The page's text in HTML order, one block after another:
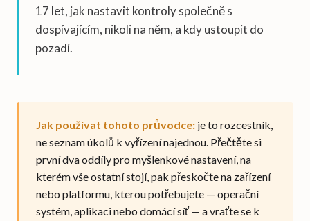
17 let, jak nastavit kontroly společně s
dospívajícím, nikoli na něm, a kdy ustoupit do
pozadí.
Jak používat tohoto průvodce: je to rozcestník,
ne seznam úkolů k vyřízení najednou. Přečtěte si
první dva oddíly pro myšlenkové nastavení, na
kterém vše ostatní stojí, pak přeskočte na zařízení
nebo platformu, kterou potřebujete — operační
systém, aplikaci nebo domácí síť — a vraťte se k